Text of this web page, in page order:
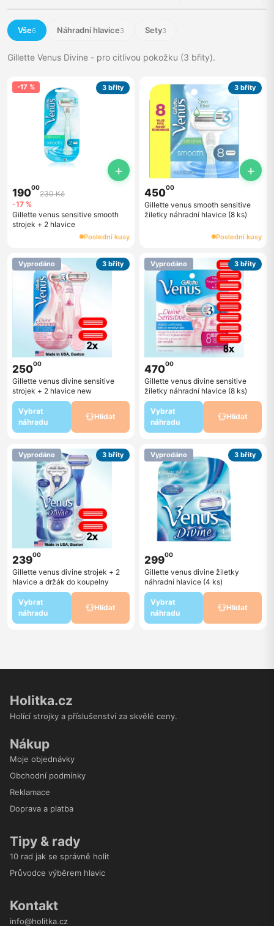
Vše6 Náhradní hlavice3 Sety3
Gillette Venus Divine - pro citlivou pokožku (3 břity).
-17 % 3 břity
+
19000
230 Kč
-17 %
Gillette venus sensitive smooth
strojek + 2 hlavice
Poslední kusy
3 břity
+
45000
Gillette venus smooth sensitive
žiletky náhradní hlavice (8 ks)
Poslední kusy
Vyprodáno 3 břity
25000
Gillette venus divine sensitive
strojek + 2 hlavice new
Vybrat
náhradu
Hlídat
Vyprodáno 3 břity
47000
Gillette venus divine sensitive
žiletky náhradní hlavice (8 ks)
Vybrat
náhradu
Hlídat
Vyprodáno 3 břity
23900
Gillette venus divine strojek + 2
hlavice a držák do koupelny
Vybrat
náhradu
Hlídat
Vyprodáno 3 břity
29900
Gillette venus divine žiletky
náhradní hlavice (4 ks)
Vybrat
náhradu
Hlídat
Holitka.cz
Holící strojky a příslušenství za skvělé ceny.
Nákup
Moje objednávky
Obchodní podmínky
Reklamace
Doprava a platba
Tipy & rady
10 rad jak se správně holit
Průvodce výběrem hlavic
Kontakt
info@holitka.cz